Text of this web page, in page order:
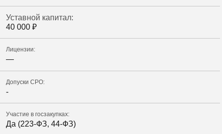
Уставной капитал:
40 000 ₽
Лицензии:
—
Допуски СРО:
-
Участие в госзакупках:
Да (223-ФЗ, 44-ФЗ)